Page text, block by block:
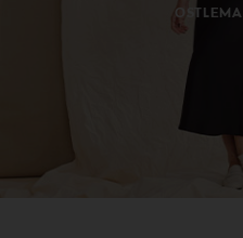
OSTLEMA